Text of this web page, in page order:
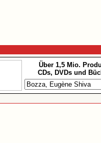
Über 1,5 Mio.
CDs, DVDs und